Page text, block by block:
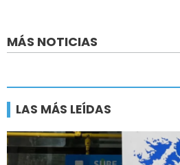
MÁS NOTICIAS
LAS MÁS LEÍDAS